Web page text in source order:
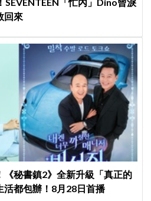
回來
《秘書鎮2》全新升級「真正的
活都包辦！8月28日首播